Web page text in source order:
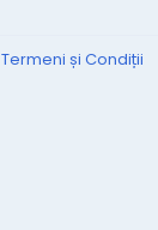
Termeni și Condiții